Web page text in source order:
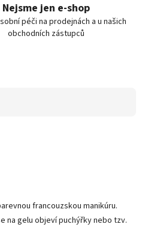
Nejsme jen e-shop
péči na prodejnách a u našich
obchodních zástupců
francouzskou manikúru.
na gelu objeví puchýřky nebo tzv.